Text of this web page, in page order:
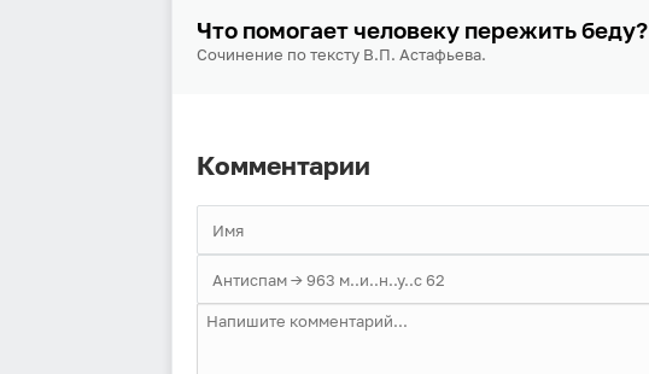
Что помогает человеку пережить беду?
Сочинение по тексту В.П. Астафьева.
Комментарии